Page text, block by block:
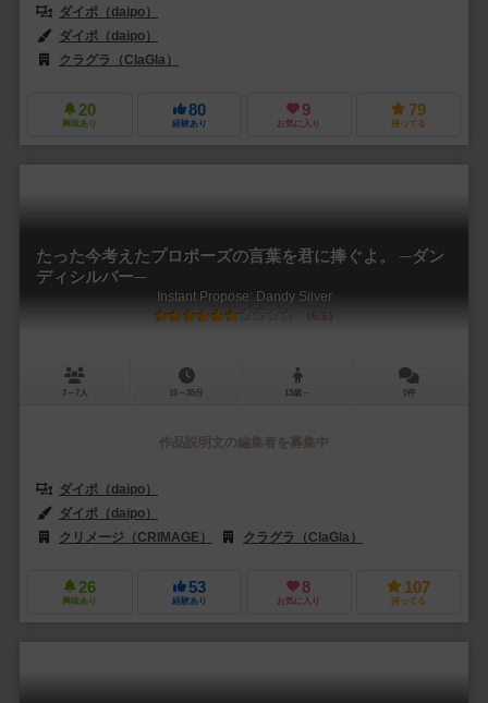
ダイポ（daipo）
ダイポ（daipo）
クラグラ（ClaGla）
20
興味あり
80
経験あり
9
お気に入り
79
持ってる
たった今考えたプロポーズの言葉を君に捧ぐよ。 ─ダン
ディシルバー─
Instant Propose: Dandy Silver
6.3
3～7人 15～35分 13歳～ 0件
作品説明文の編集者を募集中
ダイポ（daipo）
ダイポ（daipo）
クリメージ（CRIMAGE）
クラグラ（ClaGla）
26
興味あり
53
経験あり
8
お気に入り
107
持ってる